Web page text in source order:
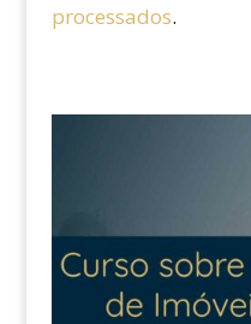
processados.